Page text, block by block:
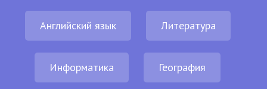
Английский язык Литература
Информатика География